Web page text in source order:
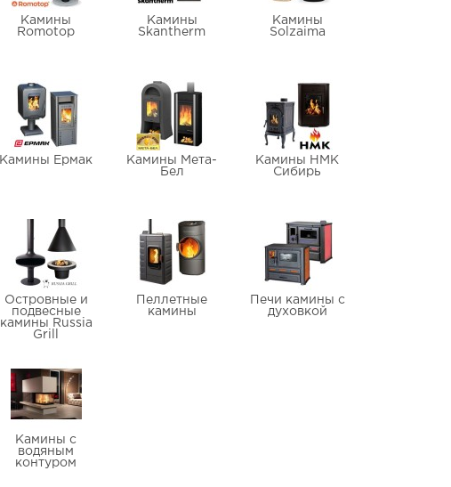
Камины
Romotop
Камины
Skantherm
Камины
Solzaima
Камины Ермак
Камины Мета-
Бел
Камины НМК
Сибирь
Островные и
подвесные
камины Russia
Grill
Пеллетные
камины
Печи камины с
духовкой
Камины с
водяным
контуром